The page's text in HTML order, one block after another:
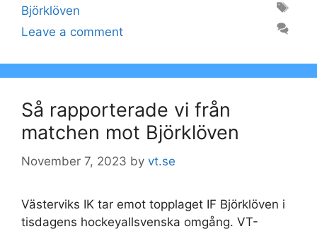
Tags
Björklöven
Leave a comment
Så rapporterade vi från
matchen mot Björklöven
November 7, 2023 by vt.se
Västerviks IK tar emot topplaget IF Björklöven i
tisdagens hockeyallsvenska omgång. VT-